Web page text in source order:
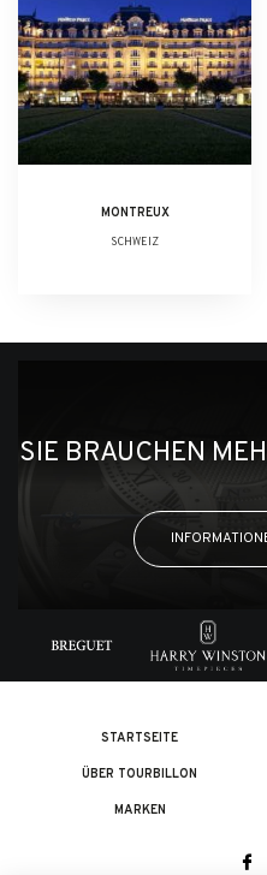
MONTREUX
SCHWEIZ
SIE BRAUCHEN
STARTSEITE
ÜBER TOURBILLON
MARKEN